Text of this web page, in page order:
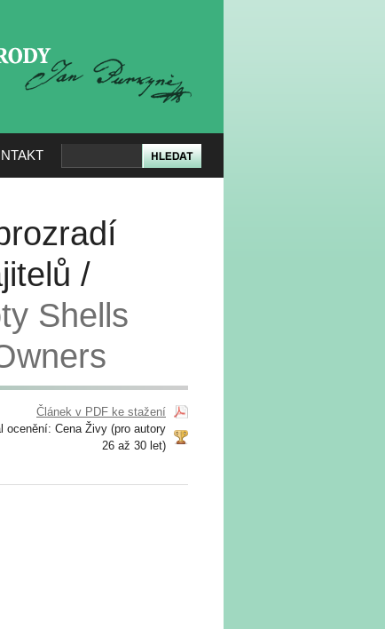
/
Shells
Článek v PDF ke stažení
ocenění: Cena Živy (pro autory
26 až 30 let)